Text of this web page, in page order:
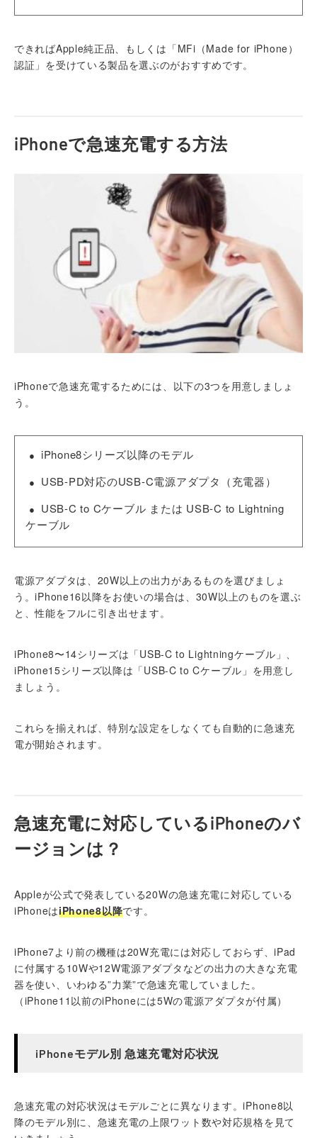
できればApple純正品、もしくは「MFi（Made for iPhone）
認証」を受けている製品を選ぶのがおすすめです。
iPhoneで急速充電する方法
iPhoneで急速充電するためには、以下の3つを用意しましょ
う。
iPhone8シリーズ以降のモデル
USB-PD対応のUSB-C電源アダプタ（充電器）
USB-C to Cケーブル または USB-C to Lightning
ケーブル
電源アダプタは、20W以上の出力があるものを選びましょ
う。iPhone16以降をお使いの場合は、30W以上のものを選ぶ
と、性能をフルに引き出せます。
iPhone8〜14シリーズは「USB-C to Lightningケーブル」、
iPhone15シリーズ以降は「USB-C to Cケーブル」を用意し
ましょう。
これらを揃えれば、特別な設定をしなくても自動的に急速充
電が開始されます。
急速充電に対応しているiPhoneのバ
ージョンは？
Appleが公式で発表している20Wの急速充電に対応している
iPhoneはiPhone8以降です。
iPhone7より前の機種は20W充電には対応しておらず、iPad
に付属する10Wや12W電源アダプタなどの出力の大きな充電
器を使い、いわゆる”力業”で急速充電していました。
（iPhone11以前のiPhoneには5Wの電源アダプタが付属）
iPhoneモデル別 急速充電対応状況
急速充電の対応状況はモデルごとに異なります。iPhone8以
降のモデル別に、急速充電の上限ワット数や対応規格を見て